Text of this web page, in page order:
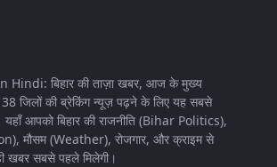
Hindi: बिहार की ताज़ा खबर, आज के मुख्य
जिलों की ब्रेकिंग न्यूज़ पढ़ने के लिए यह सबसे
आपको बिहार की राजनीति (Bihar Politics),
मौसम (Weather), रोजगार, और क्राइम से
खबर सबसे पहले मिलेगी।